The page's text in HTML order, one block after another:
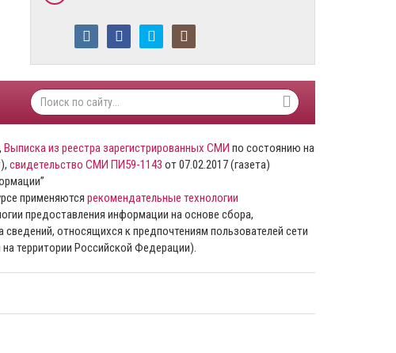
Выписка из реестра зарегистрированных СМИ по состоянию на
свидетельство СМИ ПИ59-1143 от 07.02.2017 (газета)
применяются рекомендательные технологии
предоставления информации на основе сбора,
сведений, относящихся к предпочтениям пользователей сети
территории Российской Федерации).